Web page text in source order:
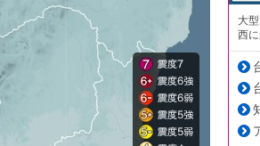
大
西